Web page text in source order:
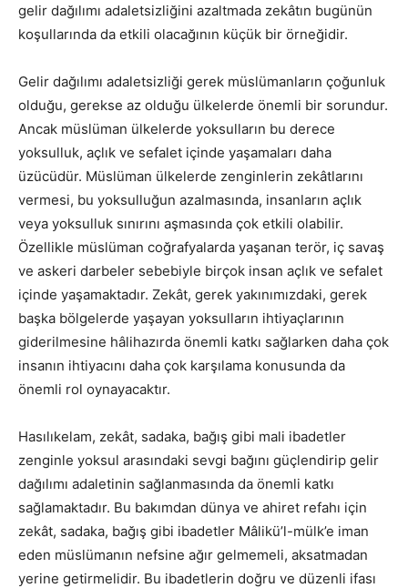
gelir dağılımı adaletsizliğini azaltmada zekâtın bugünün
koşullarında da etkili olacağının küçük bir örneğidir.
Gelir dağılımı adaletsizliği gerek müslümanların çoğunluk
olduğu, gerekse az olduğu ülkelerde önemli bir sorundur.
Ancak müslüman ülkelerde yoksulların bu derece
yoksulluk, açlık ve sefalet içinde yaşamaları daha
üzücüdür. Müslüman ülkelerde zenginlerin zekâtlarını
vermesi, bu yoksulluğun azalmasında, insanların açlık
veya yoksulluk sınırını aşmasında çok etkili olabilir.
Özellikle müslüman coğrafyalarda yaşanan terör, iç savaş
ve askeri darbeler sebebiyle birçok insan açlık ve sefalet
içinde yaşamaktadır. Zekât, gerek yakınımızdaki, gerek
başka bölgelerde yaşayan yoksulların ihtiyaçlarının
giderilmesine hâlihazırda önemli katkı sağlarken daha çok
insanın ihtiyacını daha çok karşılama konusunda da
önemli rol oynayacaktır.
Hasılıkelam, zekât, sadaka, bağış gibi mali ibadetler
zenginle yoksul arasındaki sevgi bağını güçlendirip gelir
dağılımı adaletinin sağlanmasında da önemli katkı
sağlamaktadır. Bu bakımdan dünya ve ahiret refahı için
zekât, sadaka, bağış gibi ibadetler Mâlikü’l-mülk’e iman
eden müslümanın nefsine ağır gelmemeli, aksatmadan
yerine getirmelidir. Bu ibadetlerin doğru ve düzenli ifası